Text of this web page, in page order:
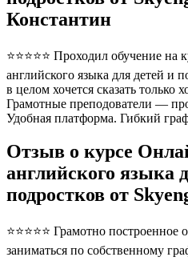
Константин
⭐⭐⭐⭐⭐ Проходил обучение
английского языка для детей и
в целом хочется сказать только
Грамотные преподователи —
Удобная платформа. Гибкий
Отзыв о курсе
английского языка
подростков от
⭐⭐⭐⭐⭐ Грамотно
заниматься по собственному